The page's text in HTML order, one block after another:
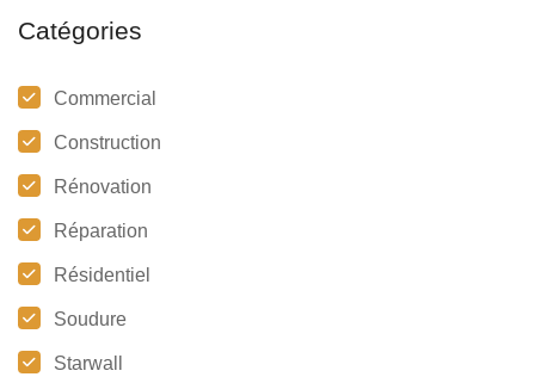
Catégories
Commercial
Construction
Rénovation
Réparation
Résidentiel
Soudure
Starwall